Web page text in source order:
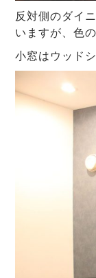
反対側のダイ
いますが、色
小窓はウッド